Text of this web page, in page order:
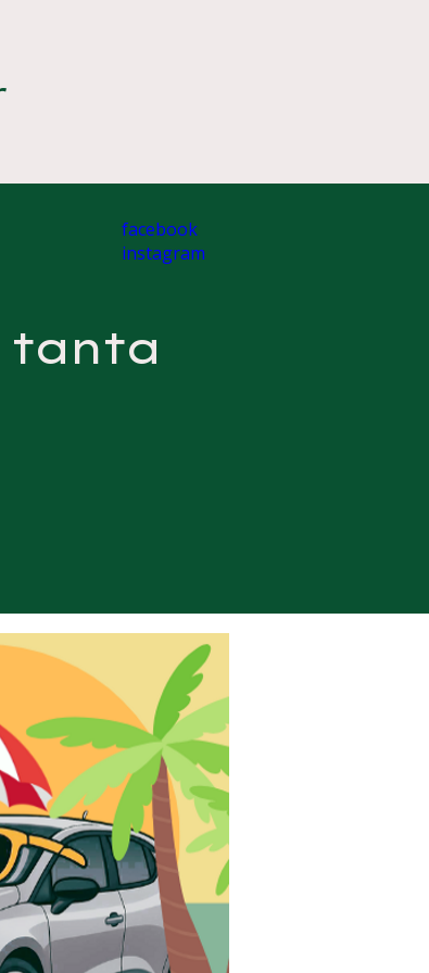
facebook
instagram
tanta